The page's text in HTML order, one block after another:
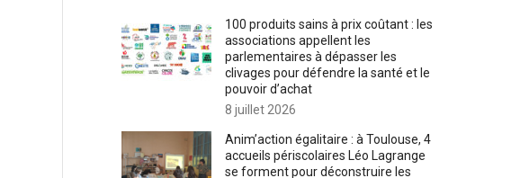
100 produits sains à prix coûtant : les
associations appellent les
parlementaires à dépasser les
clivages pour défendre la santé et le
pouvoir d’achat
8 juillet 2026
Anim’action égalitaire : à Toulouse, 4
accueils périscolaires Léo Lagrange
se forment pour déconstruire les